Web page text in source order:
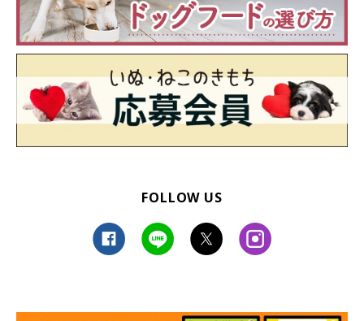
犬が飼い主さんの後をついて行く理由
FOLLOW US